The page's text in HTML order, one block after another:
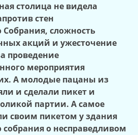
столица не видела
стен
Собрания, сложность
акций и ужесточение
проведение
мероприятия
А молодые пацаны из
и сделали пикет и
партии. А самое
своим пикетом у здания
собрания о несправедливом